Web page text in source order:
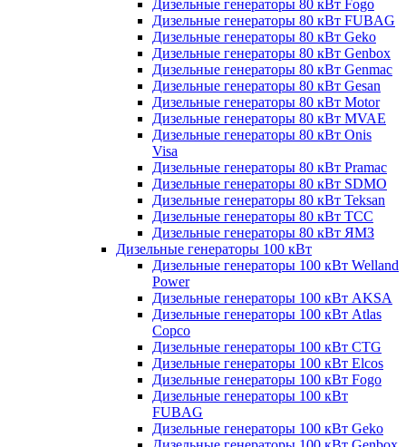
Дизельные генераторы 80 кВт Fogo
Дизельные генераторы 80 кВт FUBAG
Дизельные генераторы 80 кВт Geko
Дизельные генераторы 80 кВт Genbox
Дизельные генераторы 80 кВт Genmac
Дизельные генераторы 80 кВт Gesan
Дизельные генераторы 80 кВт Motor
Дизельные генераторы 80 кВт MVAE
Дизельные генераторы 80 кВт Onis
Visa
Дизельные генераторы 80 кВт Pramac
Дизельные генераторы 80 кВт SDMO
Дизельные генераторы 80 кВт Teksan
Дизельные генераторы 80 кВт ТСС
Дизельные генераторы 80 кВт ЯМЗ
Дизельные генераторы 100 кВт
Дизельные генераторы 100 кВт Welland
Power
Дизельные генераторы 100 кВт AKSA
Дизельные генераторы 100 кВт Atlas
Copco
Дизельные генераторы 100 кВт CTG
Дизельные генераторы 100 кВт Elcos
Дизельные генераторы 100 кВт Fogo
Дизельные генераторы 100 кВт
FUBAG
Дизельные генераторы 100 кВт Geko